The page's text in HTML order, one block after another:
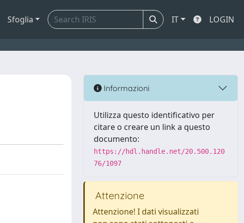
Sfoglia IT LOGIN
Informazioni
Utilizza questo identificativo per
citare o creare un link a questo
documento:
https://hdl.handle.net/20.500.120
76/1097
Attenzione
Attenzione! I dati visualizzati